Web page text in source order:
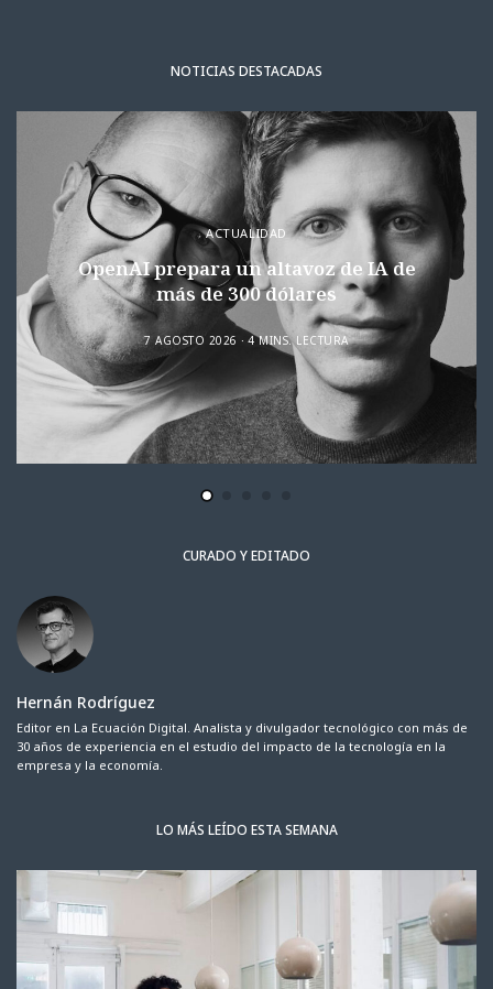
NOTICIAS DESTACADAS
ACTUALIDAD
OpenAI prepara un altavoz de IA de
más de 300 dólares
7 AGOSTO 2026 4 MINS. LECTURA
CURADO Y EDITADO
Hernán Rodríguez
Editor en La Ecuación Digital. Analista y divulgador tecnológico con más de
30 años de experiencia en el estudio del impacto de la tecnología en la
empresa y la economía.
LO MÁS LEÍDO ESTA SEMANA